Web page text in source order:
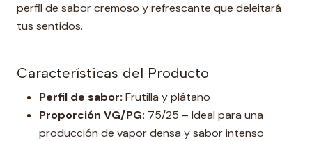
perfil de sabor cremoso y refrescante que deleitará
tus sentidos.
Características del Producto
Perfil de sabor: Frutilla y plátano
Proporción VG/PG: 75/25 – Ideal para una
producción de vapor densa y sabor intenso